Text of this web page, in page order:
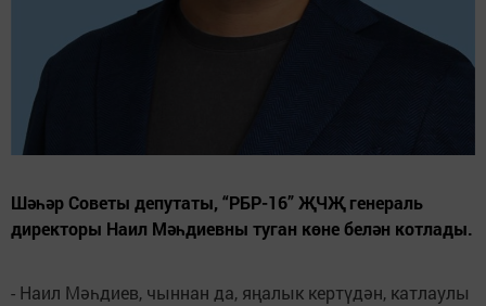
Шәһәр Советы депутаты, “РБР-16” ҖЧҖ генераль
директоры Наил Мәһдиевны туган көне белән котлады.
- Наил Мәһдиев, чыннан да, яңалык кертүдән, катлаулы